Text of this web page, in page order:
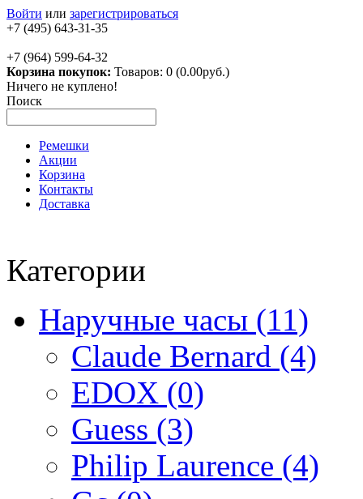
Войти или зарегистрироваться
+7 (495) 643-31-35
+7 (964) 599-64-32
Корзина покупок: Товаров: 0 (0.00руб.)
Ничего не куплено!
Поиск
Ремешки
Акции
Корзина
Контакты
Доставка
Категории
Наручные часы (11)
Claude Bernard (4)
EDOX (0)
Guess (3)
Philip Laurence (4)